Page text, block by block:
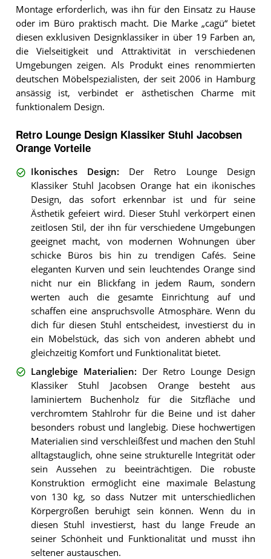
Montage erforderlich, was ihn für den Einsatz zu Hause
oder im Büro praktisch macht. Die Marke „cagü“ bietet
diesen exklusiven Designklassiker in über 19 Farben an,
die Vielseitigkeit und Attraktivität in verschiedenen
Umgebungen zeigen. Als Produkt eines renommierten
deutschen Möbelspezialisten, der seit 2006 in Hamburg
ansässig ist, verbindet er ästhetischen Charme mit
funktionalem Design.
Retro Lounge Design Klassiker Stuhl Jacobsen
Orange Vorteile
Ikonisches Design: Der Retro Lounge Design
Klassiker Stuhl Jacobsen Orange hat ein ikonisches
Design, das sofort erkennbar ist und für seine
Ästhetik gefeiert wird. Dieser Stuhl verkörpert einen
zeitlosen Stil, der ihn für verschiedene Umgebungen
geeignet macht, von modernen Wohnungen über
schicke Büros bis hin zu trendigen Cafés. Seine
eleganten Kurven und sein leuchtendes Orange sind
nicht nur ein Blickfang in jedem Raum, sondern
werten auch die gesamte Einrichtung auf und
schaffen eine anspruchsvolle Atmosphäre. Wenn du
dich für diesen Stuhl entscheidest, investierst du in
ein Möbelstück, das sich von anderen abhebt und
gleichzeitig Komfort und Funktionalität bietet.
Langlebige Materialien: Der Retro Lounge Design
Klassiker Stuhl Jacobsen Orange besteht aus
laminiertem Buchenholz für die Sitzfläche und
verchromtem Stahlrohr für die Beine und ist daher
besonders robust und langlebig. Diese hochwertigen
Materialien sind verschleißfest und machen den Stuhl
alltagstauglich, ohne seine strukturelle Integrität oder
sein Aussehen zu beeinträchtigen. Die robuste
Konstruktion ermöglicht eine maximale Belastung
von 130 kg, so dass Nutzer mit unterschiedlichen
Körpergrößen beruhigt sein können. Wenn du in
diesen Stuhl investierst, hast du lange Freude an
seiner Schönheit und Funktionalität und musst ihn
seltener austauschen.